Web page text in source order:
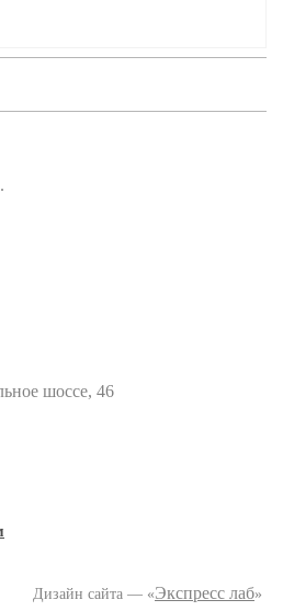
шоссе, 46
Дизайн сайта — «Экспресс лаб»